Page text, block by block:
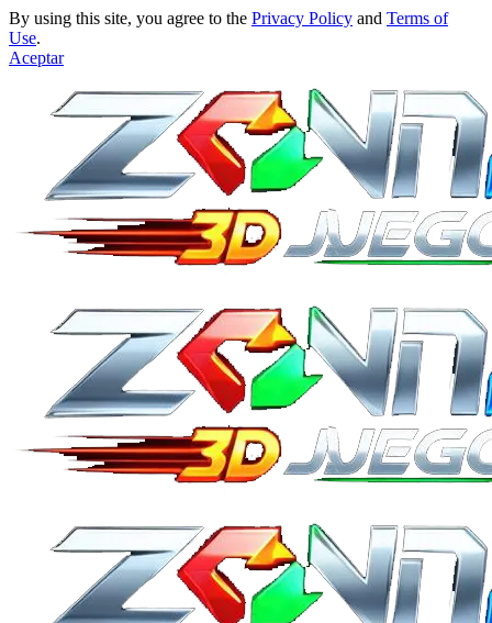
By using this site, you agree to the Privacy Policy and Terms of
Use.
Aceptar